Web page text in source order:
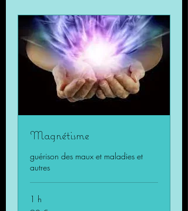
Magnétisme
guérison des maux et maladies et
autres
1 h
90